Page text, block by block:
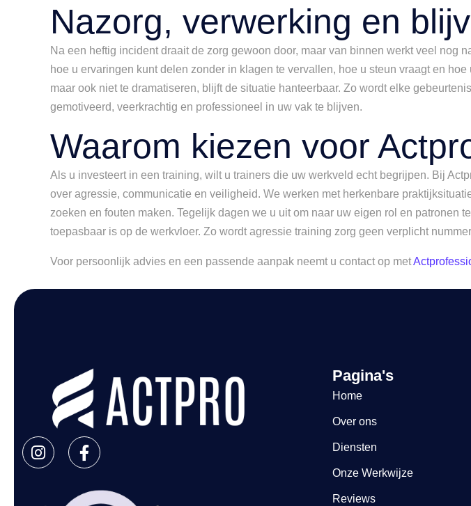
Nazorg, verwerking en
Na een heftig incident draait de zorg gewoon door, maar van binnen werkt veel nog
hoe u ervaringen kunt delen zonder in klagen te vervallen, hoe u steun vraagt en
maar ook niet te dramatiseren, blijft de situatie hanteerbaar. Zo wordt elke
gemotiveerd, veerkrachtig en professioneel in uw vak te blijven.
Waarom kiezen voor
Als u investeert in een training, wilt u trainers die uw werkveld echt begrijpen. Bij
over agressie, communicatie en veiligheid. We werken met herkenbare
zoeken en fouten maken. Tegelijk dagen we u uit om naar uw eigen rol en patronen
toepasbaar is op de werkvloer. Zo wordt agressie training zorg geen verplicht
Voor persoonlijk advies en een passende aanpak neemt u contact op met
Pagina's
Home
Over ons
Diensten
Onze Werkwijze
Reviews